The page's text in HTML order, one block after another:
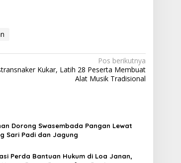
Pos berikutnya
Kukar, Latih 28 Peserta Membuat
Alat Musik Tradisional
Dorong Swasembada Pangan Lewat
Sari Padi dan Jagung
Perda Bantuan Hukum di Loa Janan,